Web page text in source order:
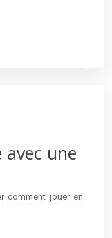
avec une
comment jouer en